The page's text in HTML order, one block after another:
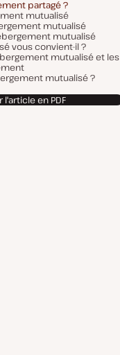
partagé ?
mutualisé
mutualisé
mutualisé
vous convient-il ?
mutualisé et les
mutualisé ?
l'article en PDF